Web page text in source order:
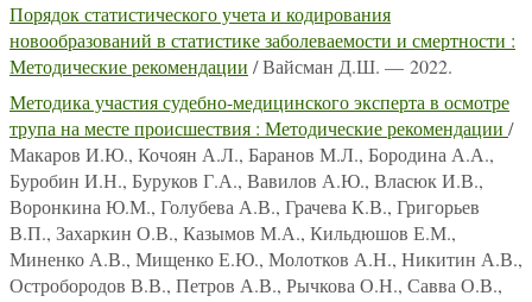
Порядок статистического учета и кодирования
новообразований в статистике заболеваемости и смертности :
Методические рекомендации / Вайсман Д.Ш. — 2022.
Методика участия судебно-медицинского эксперта в осмотре
трупа на месте происшествия : Методические рекомендации /
Макаров И.Ю., Кочоян А.Л., Баранов М.Л., Бородина А.А.,
Буробин И.Н., Буруков Г.А., Вавилов А.Ю., Власюк И.В.,
Воронкина Ю.М., Голубева А.В., Грачева К.В., Григорьев
В.П., Захаркин О.В., Казымов М.А., Кильдюшов Е.М.,
Миненко А.В., Мищенко Е.Ю., Молотков А.Н., Никитин А.В.,
Остробородов В.В., Петров А.В., Рычкова О.Н., Савва О.В.,